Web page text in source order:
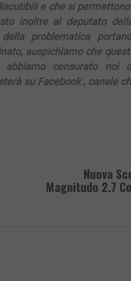
e che si
inoltre al deputato
problematica
auspichiamo che
censurato noi
su Facebook , canale
Nuova
Magnitudo 2.7